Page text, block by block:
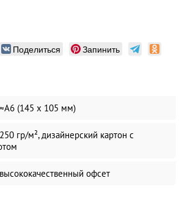
Поделиться Запинить
≈А6 (145 х 105 мм)
250 гр/м², дизайнерский картон с
высококачественный офсет